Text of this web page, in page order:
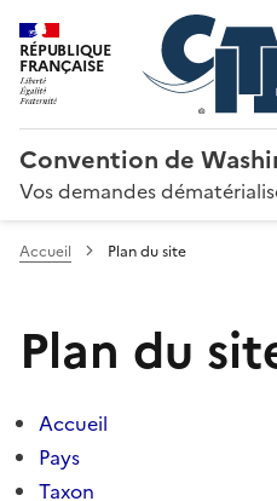
RÉPUBLIQUE
FRANÇAISE
Convention de
Vos demandes
Accueil Plan du site
Plan du
Accueil
Pays
Taxon